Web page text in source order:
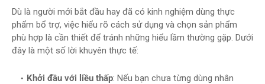
Dù là người mới bắt đầu hay đã có kinh nghiệm dùng thực
phẩm bổ trợ, việc hiểu rõ cách sử dụng và chọn sản phẩm
phù hợp là cần thiết để tránh những hiểu lầm thường gặp. Dưới
đây là một số lời khuyên thực tế:
Khởi đầu với liều thấp: Nếu bạn chưa từng dùng nhân